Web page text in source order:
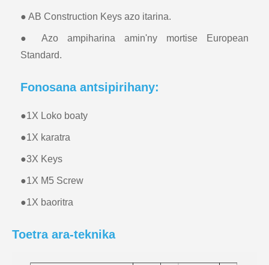
● AB Construction Keys azo itarina.
● Azo ampiharina amin'ny mortise European
Standard.
Fonosana antsipirihany:
●1X Loko boaty
●1X karatra
●3X Keys
●1X M5 Screw
●1X baoritra
Toetra ara-teknika